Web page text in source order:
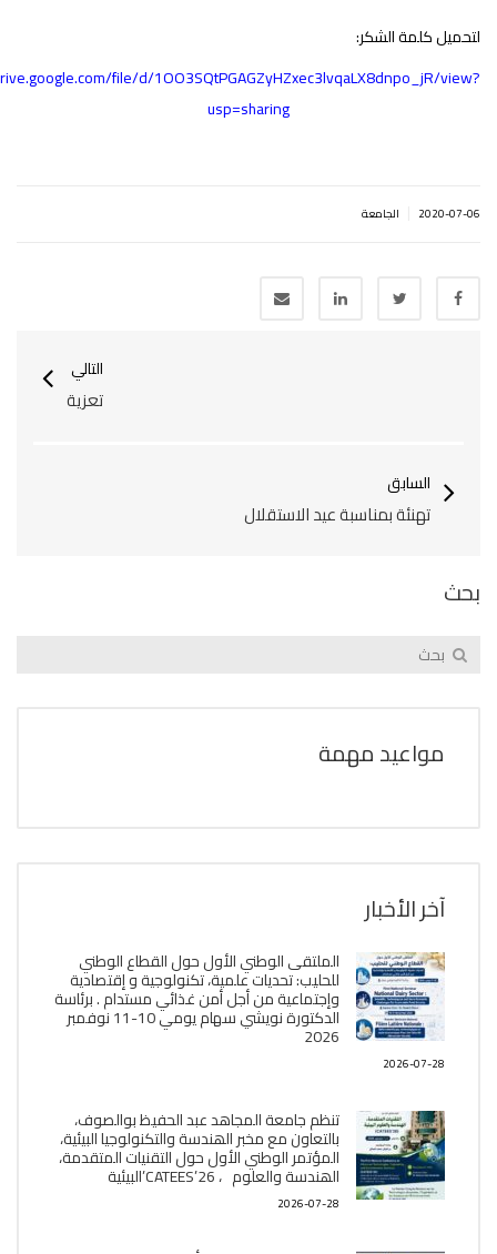
لتحميل كلمة الشكر:
file/d/1OO3SQtPGAGZyHZxec3lvqaLX8dnpo_jR/view?
usp=sharing
2020-07-06 الجامعة
التالي
تعزية
السابق
تهنئة بمناسبة عيد الاستقلال
بحث
مواعيد مهمة
آخر الأخبار
الملتقى الوطني الأول حول القطاع الوطني
للحليب: تحديات علمية، تكنولوجية و إقتصادية
وإجتماعية من أجل أمن غذائي مستدام . برئاسة
الدكتورة نويشي سهام يومي 10-11 نوفمبر
2026
2026-07-28
تنظم جامعة المجاهد عبد الحفيظ بوالصوف،
بالتعاون مع مخبر الھندسة والتكنولوجيا البیئیة،
المؤتمر الوطني الأول حول التقنيات المتقدمة،
الھندسة والعلوم ، CATEES’26’البیئية
2026-07-28